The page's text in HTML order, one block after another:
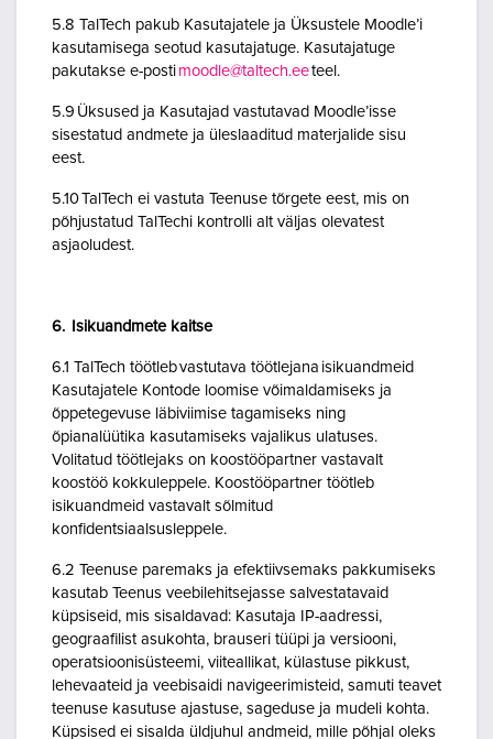
5.8 TalTech pakub Kasutajatele ja Üksustele Moodle’i
kasutamisega seotud kasutajatuge. Kasutajatuge
pakutakse e-posti moodle@taltech.eeteel.
5.9 Üksused ja Kasutajad vastutavad Moodle’isse
sisestatud andmete ja üleslaaditud materjalide sisu
eest.
5.10 TalTech ei vastuta Teenuse tõrgete eest, mis on
põhjustatud TalTechi kontrolli alt väljas olevatest
asjaoludest.
6. Isikuandmete kaitse
6.1 TalTech töötleb vastutava töötlejana isikuandmeid
Kasutajatele Kontode loomise võimaldamiseks ja
õppetegevuse läbiviimise tagamiseks ning
õpianalüütika kasutamiseks vajalikus ulatuses.
Volitatud töötlejaks on koostööpartner vastavalt
koostöö kokkuleppele. Koostööpartner töötleb
isikuandmeid vastavalt sõlmitud
konfidentsiaalsusleppele.
6.2 Teenuse paremaks ja efektiivsemaks pakkumiseks
kasutab Teenus veebilehitsejasse salvestatavaid
küpsiseid, mis sisaldavad: Kasutaja IP-aadressi,
geograafilist asukohta, brauseri tüüpi ja versiooni,
operatsioonisüsteemi, viiteallikat, külastuse pikkust,
lehevaateid ja veebisaidi navigeerimisteid, samuti teavet
teenuse kasutuse ajastuse, sageduse ja mudeli kohta.
Küpsised ei sisalda üldjuhul andmeid, mille põhjal oleks